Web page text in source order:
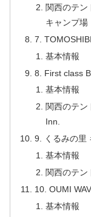
関西のテン
キャンプ場
7.
基本情報
8. First class
基本情報
関西のテ
Inn.
9. くるみの里
基本情報
関西のテン
10. OUMI
基本情報